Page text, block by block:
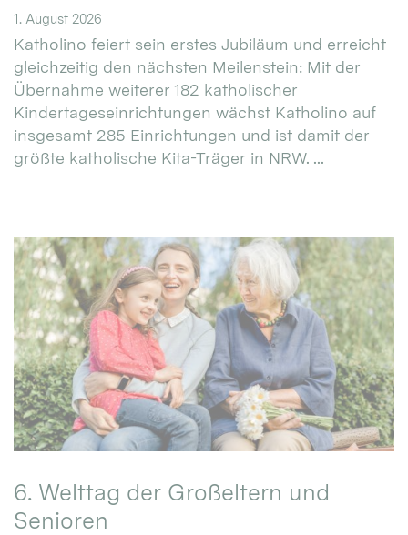
1. August 2026
Katholino feiert sein erstes Jubiläum und erreicht
gleichzeitig den nächsten Meilenstein: Mit der
Übernahme weiterer 182 katholischer
Kindertageseinrichtungen wächst Katholino auf
insgesamt 285 Einrichtungen und ist damit der
größte katholische Kita-Träger in NRW. ...
6. Welttag der Großeltern und
Senioren